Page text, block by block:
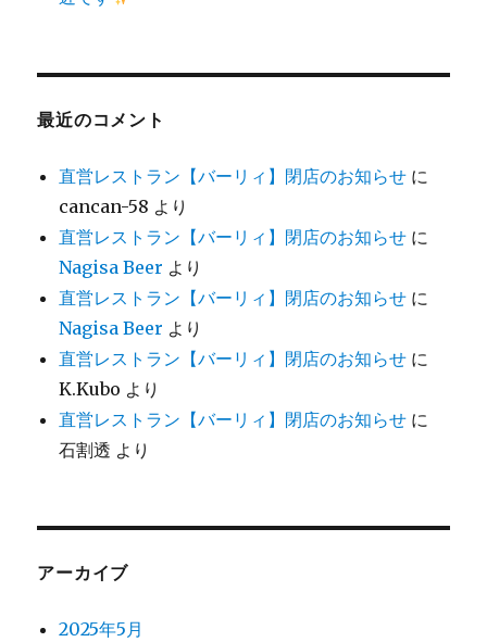
最近のコメント
直営レストラン【バーリィ】閉店のお知らせ に
cancan-58 より
直営レストラン【バーリィ】閉店のお知らせ に
Nagisa Beer より
直営レストラン【バーリィ】閉店のお知らせ に
Nagisa Beer より
直営レストラン【バーリィ】閉店のお知らせ に
K.Kubo より
直営レストラン【バーリィ】閉店のお知らせ に
石割透 より
アーカイブ
2025年5月